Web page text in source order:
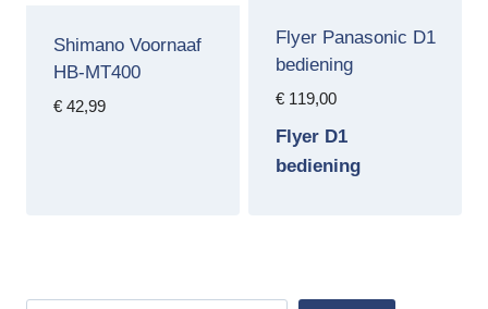
Shimano Voornaaf
HB-MT400
€42,99
Flyer Panasonic D1
bediening
€119,00
Flyer D1
bediening